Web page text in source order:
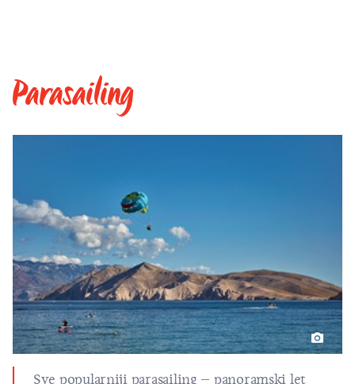
Parasailing
Sve popularniji parasailing – panoramski let